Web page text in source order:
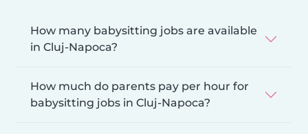
How many babysitting jobs are available
in Cluj-Napoca?
How much do parents pay per hour for
babysitting jobs in Cluj-Napoca?